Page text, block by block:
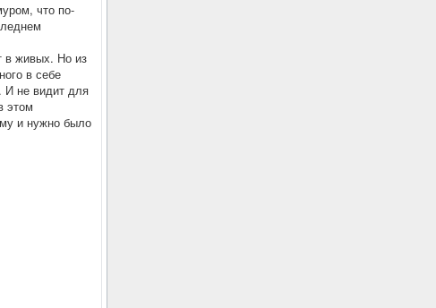
что по-
в живых. Но из
в себе
И не видит для
этом
и нужно было